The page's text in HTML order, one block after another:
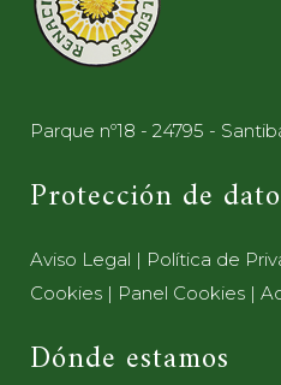
Parque nº18 - 24795 -
Protección de
Aviso Legal | Política de
Cookies | Panel Cookies |
Dónde estamos